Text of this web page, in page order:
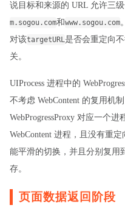
说目标和来源的 URL 允许三
m.sogou.com和www.sogou.com
对该targetURL是否会重定向
关。
UIProcess 进程中的
不考虑 WebContent 的复用机
WebProgressProxy 对应一个
WebContent 进程，且没有重
能平滑的切换，并且分别复用
存。
页面数据返回阶段